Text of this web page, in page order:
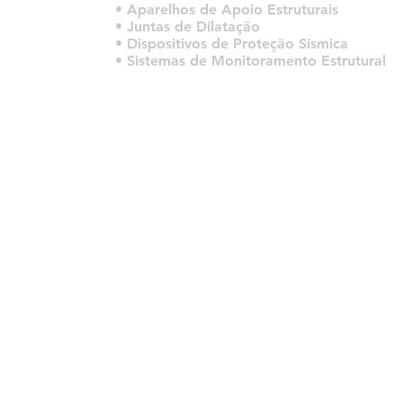
• Aparelhos de Apoio Estruturais
• Juntas de Dilatação
• Dispositivos de Proteção Sísmica
• Sistemas de Monitoramento Estrutural